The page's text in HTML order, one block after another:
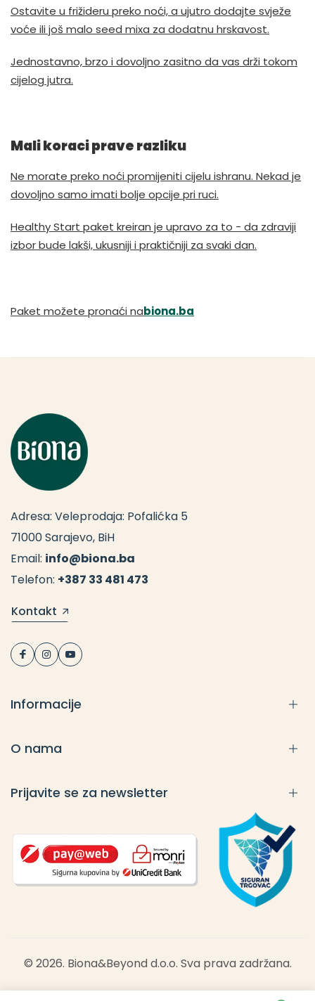
Ostavite u frižideru preko noći, a ujutro dodajte svježe
voće ili još malo seed mixa za dodatnu hrskavost.
Jednostavno, brzo i dovoljno zasitno da vas drži tokom
cijelog jutra.
Mali koraci prave razliku
Ne morate preko noći promijeniti cijelu ishranu. Nekad je
dovoljno samo imati bolje opcije pri ruci.
Healthy Start paket kreiran je upravo za to - da zdraviji
izbor bude lakši, ukusniji i praktičniji za svaki dan.
Paket možete pronaći nabiona.ba
Adresa: Veleprodaja: Pofalićka 5
71000 Sarajevo, BiH
Email: info@biona.ba
Telefon: +387 33 481 473
Kontakt
Informacije
O nama
Prijavite se za newsletter
© 2026. Biona&Beyond d.o.o. Sva prava zadržana.